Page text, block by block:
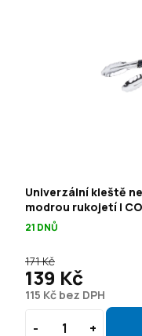
Univerzální kleště
modrou rukojetí |
21 DNŮ
115 Kč bez DPH
171 Kč
139 Kč